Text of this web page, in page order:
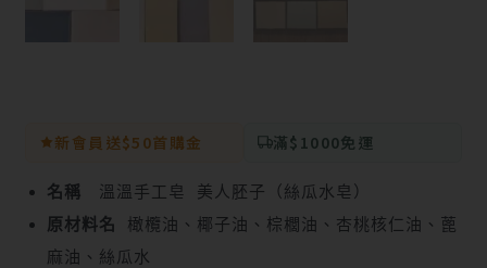
新會員送$50首購金 滿$1000免運
名稱 溫溫手工皂 美人胚子（絲瓜水皂）
原材料名 橄欖油、椰子油、棕櫚油、杏桃核仁油、蓖
麻油、絲瓜水